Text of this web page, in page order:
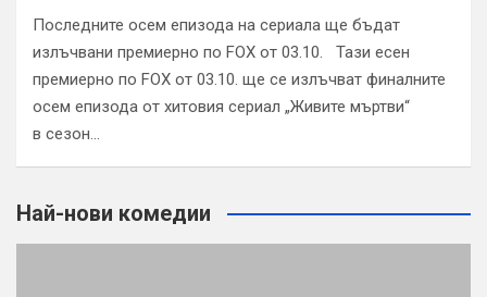
Последните осем епизода на сериала ще бъдат
излъчвани премиерно по FOX от 03.10. Тази есен
премиерно по FOX от 03.10. ще се излъчват финалните
осем епизода от хитовия сериал „Живите мъртви“
в сезон…
Най-нови комедии